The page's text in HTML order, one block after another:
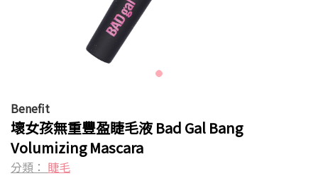
Benefit
壞女孩無重豐盈睫毛液 Bad Gal Bang
Volumizing Mascara
分類： 睫毛